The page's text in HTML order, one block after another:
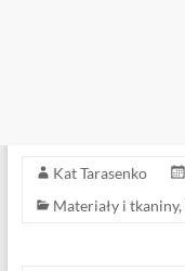
Kat Tarasenko
Materiały i tkaniny,